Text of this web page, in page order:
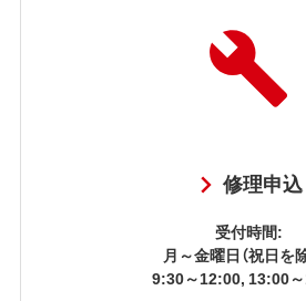
修理申込
受付時間:
月～金曜日（祝日を
9:30～12:00, 13:00